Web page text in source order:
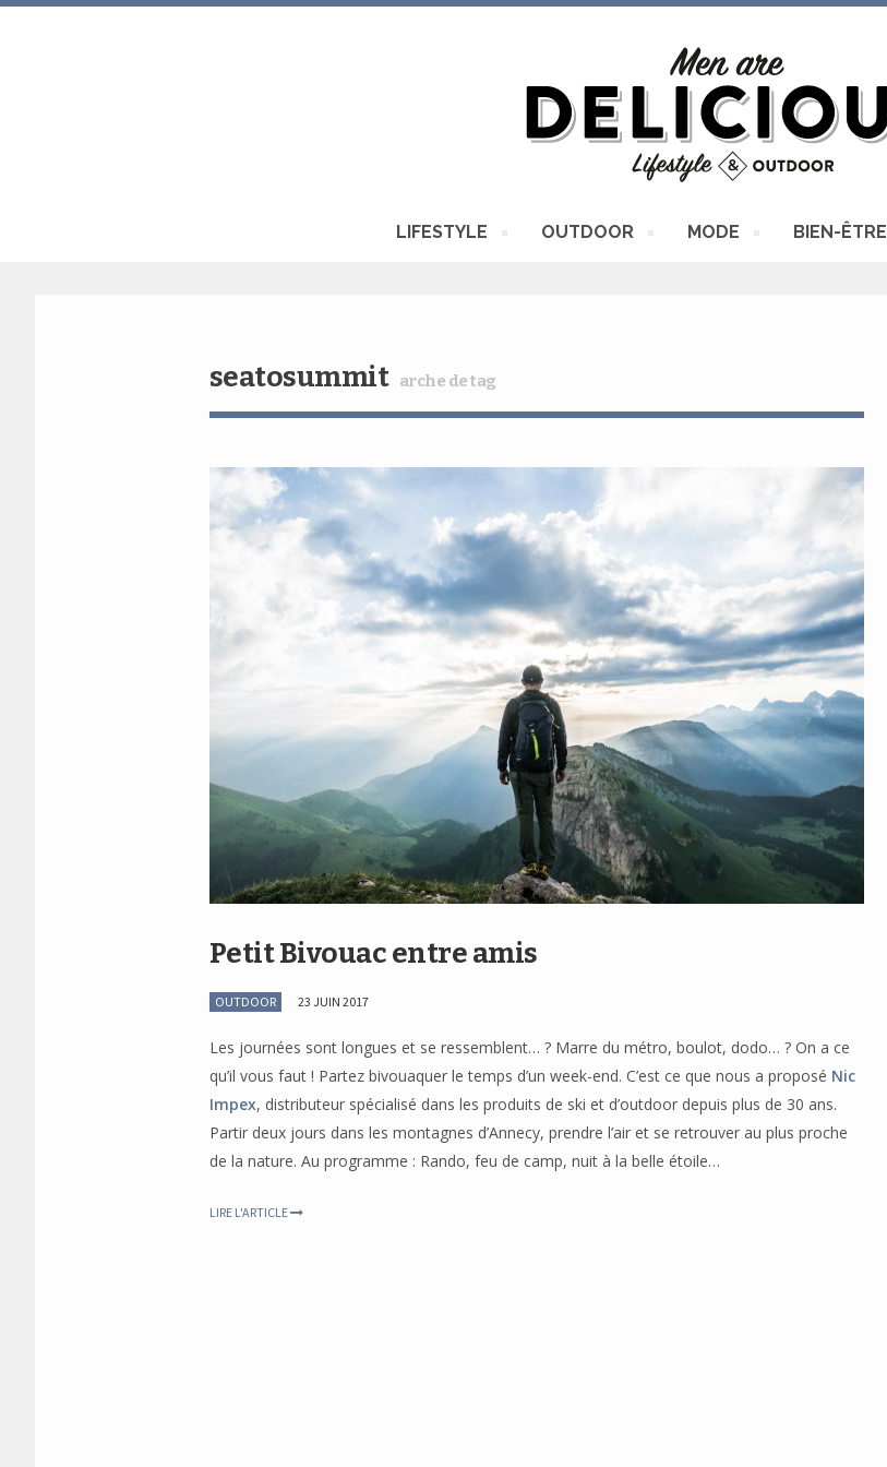
LIFESTYLE OUTDOOR MODE BIEN-ÊTRE
seatosummit arche de tag
Petit Bivouac entre amis
OUTDOOR 23 JUIN 2017
Les journées sont longues et se ressemblent… ? Marre du métro, boulot, dodo… ? On a ce
qu’il vous faut ! Partez bivouaquer le temps d’un week-end. C’est ce que nous a proposé Nic
Impex, distributeur spécialisé dans les produits de ski et d’outdoor depuis plus de 30 ans.
Partir deux jours dans les montagnes d’Annecy, prendre l’air et se retrouver au plus proche
de la nature. Au programme : Rando, feu de camp, nuit à la belle étoile…
LIRE L'ARTICLE